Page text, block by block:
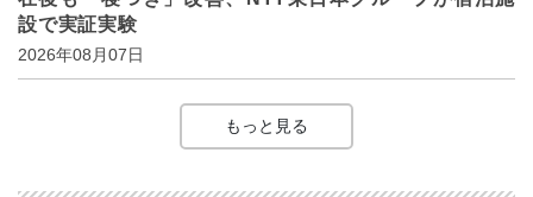
設で実証実験
2026年08月07日
もっと見る